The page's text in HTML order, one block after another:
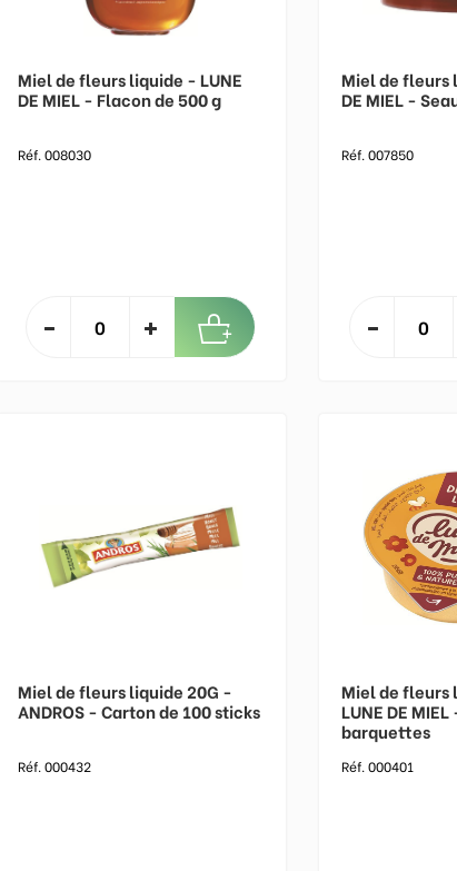
Miel de fleurs liquide - LUNE
DE MIEL - Flacon de 500 g
Réf. 008030
Miel de fleurs
DE MIEL -
Réf. 007850
Miel de fleurs liquide 20G -
ANDROS - Carton de 100 sticks
Réf. 000432
Miel de fleurs
LUNE DE
barquettes
Réf. 000401